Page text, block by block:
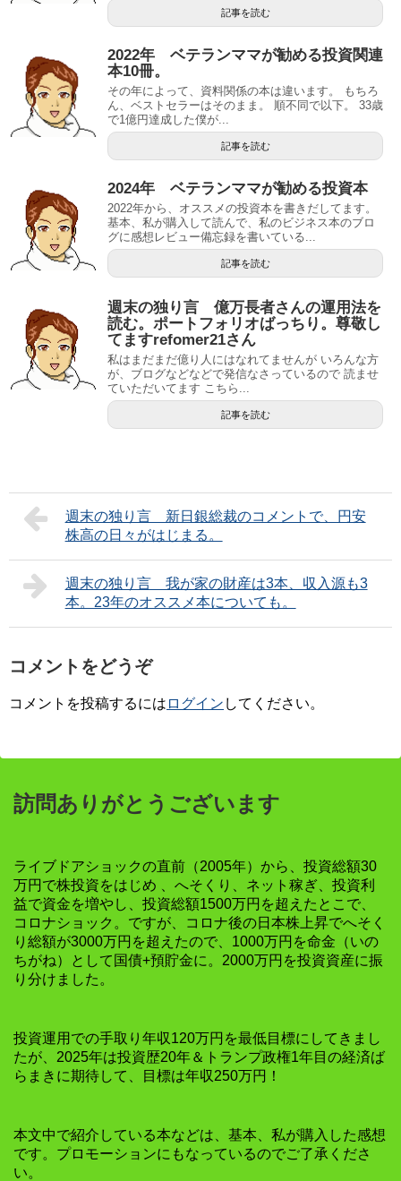
記事を読む
2022年 ベテランママが勧める投資関連
本10冊。
その年によって、資料関係の本は違います。 もちろ
ん、ベストセラーはそのまま。 順不同で以下。 33歳
で1億円達成した僕が...
記事を読む
2024年 ベテランママが勧める投資本
2022年から、オススメの投資本を書きだしてます。
基本、私が購入して読んで、私のビジネス本のブロ
グに感想レビュー備忘録を書いている...
記事を読む
週末の独り言 億万長者さんの運用法を
読む。ポートフォリオばっちり。尊敬し
てますrefomer21さん
私はまだまだ億り人にはなれてませんが いろんな方
が、ブログなどなどで発信なさっているので 読ませ
ていただいてます こちら...
記事を読む
週末の独り言 新日銀総裁のコメントで、円安
株高の日々がはじまる。
週末の独り言 我が家の財産は3本、収入源も3
本。23年のオススメ本についても。
コメントをどうぞ
コメントを投稿するには ログイン してください。
訪問ありがとうございます
ライブドアショックの直前（2005年）から、投資総額30
万円で株投資をはじめ 、へそくり、ネット稼ぎ、投資利
益で資金を増やし、投資総額1500万円を超えたとこで、
コロナショック。ですが、コロナ後の日本株上昇でへそく
り総額が3000万円を超えたので、1000万円を命金（いの
ちがね）として国債+預貯金に。2000万円を投資資産に振
り分けました。
投資運用での手取り年収120万円を最低目標にしてきまし
たが、2025年は投資歴20年＆トランプ政権1年目の経済ば
らまきに期待して、目標は年収250万円！
本文中で紹介している本などは、基本、私が購入した感想
です。プロモーションにもなっているのでご了承くださ
い。